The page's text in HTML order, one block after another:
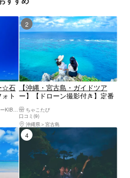
☆石
ト
フォ
真
石垣島アドベンチャーフォトツアーKIBOU
2位
【沖縄・宮古島・ガイドツア
ー】【ドローン撮影付き】定番
絶景制覇ツアー
ちゃこたび
口コミ(9)
沖縄県
宮古島
4位